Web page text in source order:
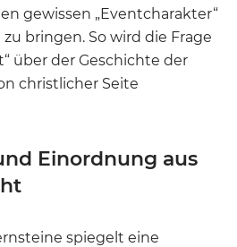
gewissen „Eventcharakter“
bringen. So wird die Frage
über der Geschichte der
christlicher Seite
Einordnung aus
spiegelt eine